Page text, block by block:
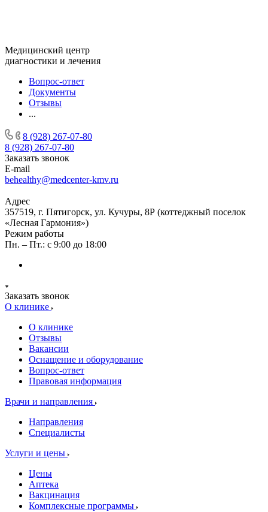
Медицинский центр
диагностики и лечения
Вопрос-ответ
Документы
Отзывы
...
8 (928) 267-07-80
8 (928) 267-07-80
Заказать звонок
E-mail
behealthy@medcenter-kmv.ru
Адрес
357519, г. Пятигорск, ул. Кучуры, 8Р (коттеджный поселок
«Лесная Гармония»)
Режим работы
Пн. – Пт.: с 9:00 до 18:00
Заказать звонок
О клинике
О клинике
Отзывы
Вакансии
Оснащение и оборудование
Вопрос-ответ
Правовая информация
Врачи и направления
Направления
Специалисты
Услуги и цены
Цены
Аптека
Вакцинация
Комплексные программы